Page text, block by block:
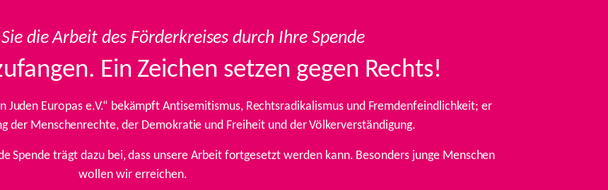
die Arbeit des Förderkreises durch Ihre Spende
Ein Zeichen setzen gegen Rechts!
Europas e.V.“ bekämpft Antisemitismus, Rechtsradikalismus und Fremdenfeindlichkeit; er
der Menschenrechte, der Demokratie und Freiheit und der Völkerverständigung.
Spende trägt dazu bei, dass unsere Arbeit fortgesetzt werden kann. Besonders junge Menschen
wollen wir erreichen.